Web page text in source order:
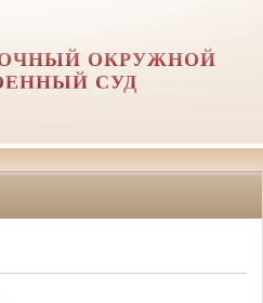
ОКРУЖНОЙ
СУД